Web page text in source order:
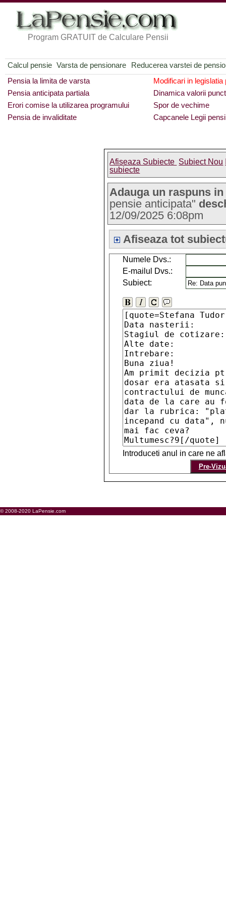
Program GRATUIT de Calculare Pensii
Calcul pensie Varsta de pensionare
Reducerea varstei de
Pensia la limita de varsta
Modificari in legislatia
Pensia anticipata partiala
Dinamica valorii
Erori comise la utilizarea programului
Spor de vechime
Pensia de invaliditate
Capcanele Legii
Afiseaza Subiecte Subiect Nou
subiecte
Adauga un raspuns
pensie anticipata"
12/09/2025 6:08pm
Afiseaza tot
Numele Dvs.:
E-mailul Dvs.:
Subiect:
Introduceti anul in care ne
© 2008-2020 LaPensie.com